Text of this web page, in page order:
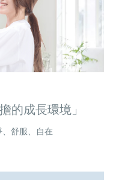
的成長環境」
舒服、自在